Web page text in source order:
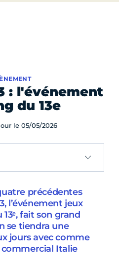
: l'événement
du 13e
le 05/05/2026
précédentes
l’événement jeux
fait son grand
se tiendra une
jours avec comme
Italie